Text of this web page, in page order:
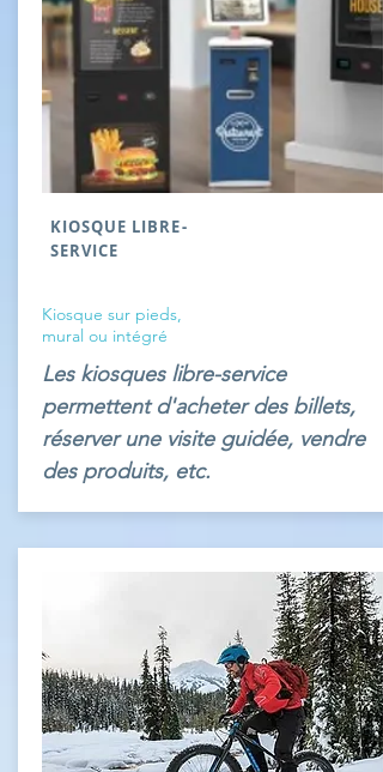
KIOSQUE LIBRE-
SERVICE
Kiosque sur pieds,
mural ou intégré
Les kiosques libre-service
permettent d'acheter des billets,
réserver une visite guidée, vendre
des produits, etc.